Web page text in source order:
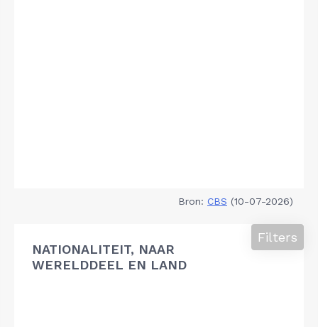
Bron: CBS (10-07-2026)
NATIONALITEIT, NAAR
WERELDDEEL EN LAND
Filters